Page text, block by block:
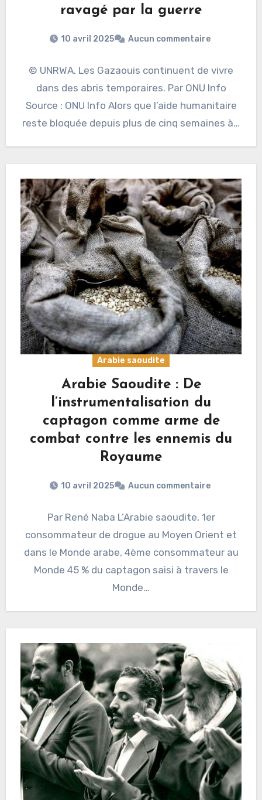
ravagé par la guerre
10 avril 2025 Aucun commentaire
© UNRWA. Les Gazaouis continuent de vivre
dans des abris temporaires. Par ONU Info
Source : ONU Info Alors que l’aide humanitaire
reste bloquée depuis plus de cinq semaines à…
Arabie saoudite
Arabie Saoudite : De
l’instrumentalisation du
captagon comme arme de
combat contre les ennemis du
Royaume
10 avril 2025 Aucun commentaire
Par René Naba L’Arabie saoudite, 1er
consommateur de drogue au Moyen Orient et
dans le Monde arabe, 4ème consommateur au
Monde 45 % du captagon saisi à travers le
Monde…